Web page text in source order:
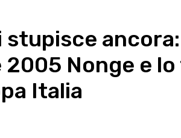
stupisce
2005 Nonge e
Italia